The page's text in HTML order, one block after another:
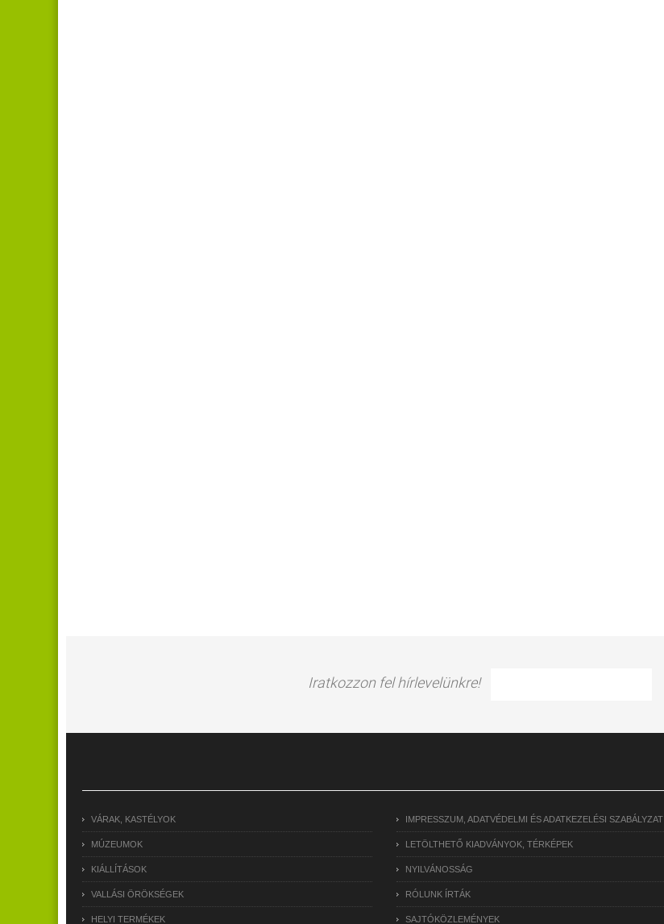
Iratkozzon fel hírlevelünkre!
VÁRAK, KASTÉLYOK
MÚZEUMOK
KIÁLLÍTÁSOK
VALLÁSI ÖRÖKSÉGEK
HELYI TERMÉKEK
IMPRESSZUM, ADATVÉDELMI ÉS ADATKEZELÉSI SZABÁLYZAT
LETÖLTHETŐ KIADVÁNYOK, TÉRKÉPEK
NYILVÁNOSSÁG
RÓLUNK ÍRTÁK
SAJTÓKÖZLEMÉNYEK